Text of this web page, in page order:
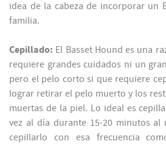
idea de la cabeza de incorporar un
familia.
Cepillado: El Basset Hound es una
requiere grandes cuidados ni un
pero el pelo corto si que requiere
lograr retirar el pelo muerto y los
muertas de la piel. Lo ideal es
vez al día durante 15-20 minutos al
cepillarlo con esa frecuencia